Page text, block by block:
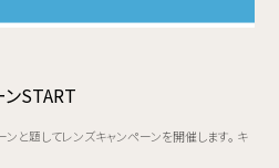
START
と題してレンズキャンペーンを開催します。 キ